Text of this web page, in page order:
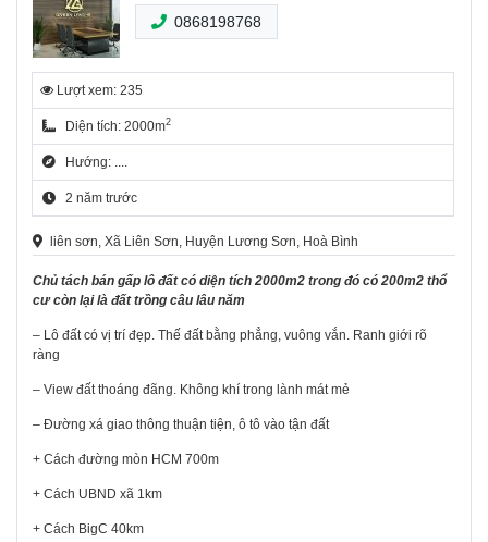
0868198768
Lượt xem: 235
Diện tích: 2000m2
Hướng: ....
2 năm trước
liên sơn, Xã Liên Sơn, Huyện Lương Sơn, Hoà Bình
Chủ tách bán gấp lô đất có diện tích 2000m2 trong đó có 200m2 thổ
cư còn lại là đất trồng câu lâu năm
– Lô đất có vị trí đẹp. Thế đất bằng phẳng, vuông vắn. Ranh giới rõ
ràng
– View đất thoáng đãng. Không khí trong lành mát mẻ
– Đường xá giao thông thuận tiện, ô tô vào tận đất
+ Cách đường mòn HCM 700m
+ Cách UBND xã 1km
+ Cách BigC 40km